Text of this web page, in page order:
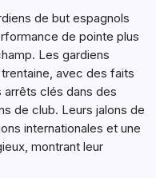
de but espagnols
de pointe plus
Les gardiens
avec des faits
clés dans des
de club. Leurs jalons de
internationales et une
montrant leur